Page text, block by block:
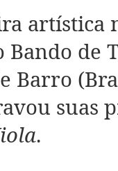
artística
de
Barro
suas
.